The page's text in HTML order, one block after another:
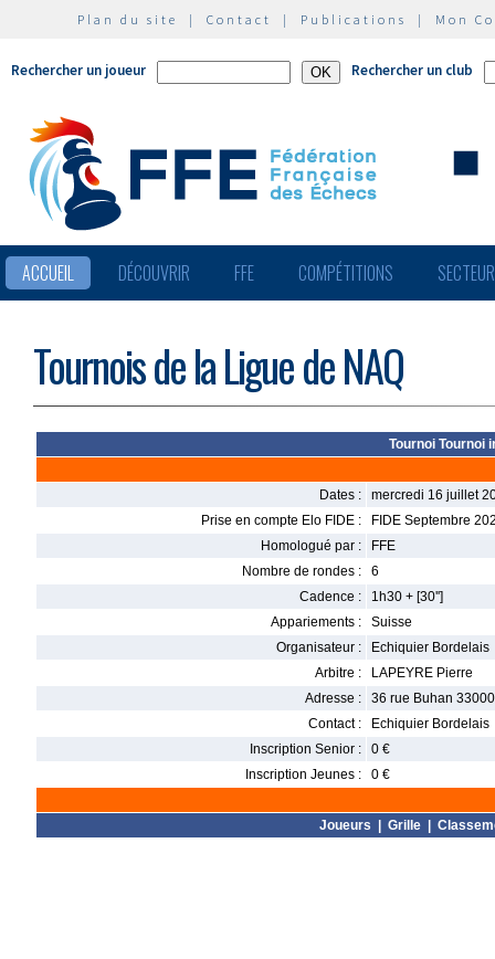
Plan du site | Contact | Publications | Mon
Rechercher un joueur Rechercher un club
ACCUEIL DÉCOUVRIR FFE COMPÉTITIONS
Tournois de la Ligue de NAQ
Tournoi Tournoi
Dates :
mercredi 16 juillet
Prise en compte Elo FIDE :
FIDE Septembre
Homologué par :
FFE
Nombre de rondes :
6
Cadence :
1h30 + [30'']
Appariements :
Suisse
Organisateur :
Echiquier Bordelais
Arbitre :
LAPEYRE Pierre
Adresse :
36 rue Buhan
Contact :
Echiquier Bordelais
Inscription Senior :
0 €
Inscription Jeunes :
0 €
Joueurs Grille